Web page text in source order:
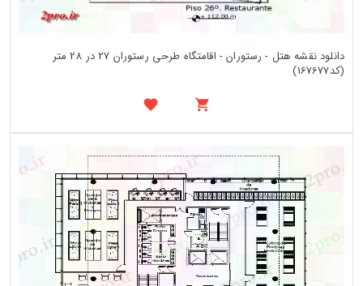
دانلود نقشه هتل - رستوران - اقامتگاه طرحی رستوران 27 در 28 متر
(کد167677)